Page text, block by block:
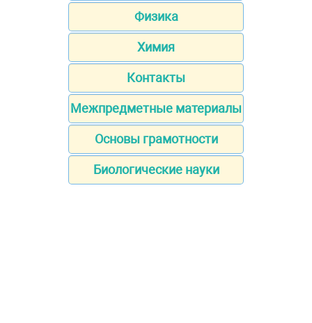
Физика
Химия
Контакты
Межпредметные материалы
Основы грамотности
Биологические науки